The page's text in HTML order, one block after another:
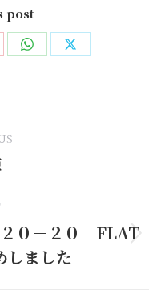
post
Share Share
０－２０ FLAT
ました